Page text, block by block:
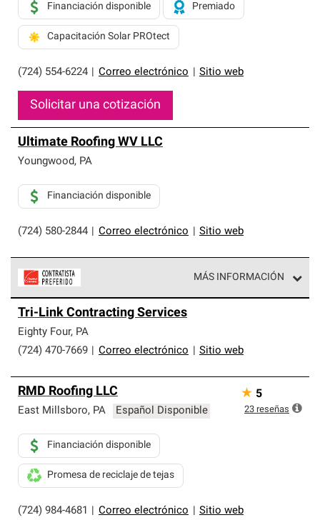
(724) 554-6224 Correo electrónico Sitio web
Financiación disponible Premiado
Capacitación Solar PROtect
Solicitar una cotización
Ultimate Roofing WV LLC
Youngwood, PA
(724) 580-2844 Correo electrónico Sitio web
Financiación disponible
MÁS INFORMACIÓN
parte de una red exclusiva de profesionales de techos
que cumplen con altos estándares y requisitos estrictos
de profesionalismo y confiabilidad.
Tri-Link Contracting Services
Eighty Four, PA
(724) 470-7669
Correo electrónico Sitio web
RMD Roofing LLC
East Millsboro, PA Español Disponible
(724) 984-4681 Correo electrónico Sitio web
Financiación disponible
Promesa de reciclaje de tejas
★ 5
23 reseñas